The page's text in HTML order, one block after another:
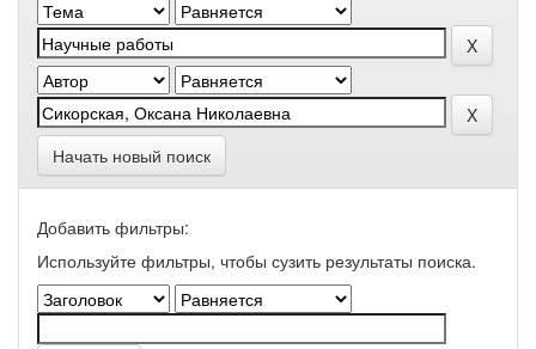
Начать новый поиск
Добавить фильтры:
Используйте фильтры, чтобы сузить результаты поиска.